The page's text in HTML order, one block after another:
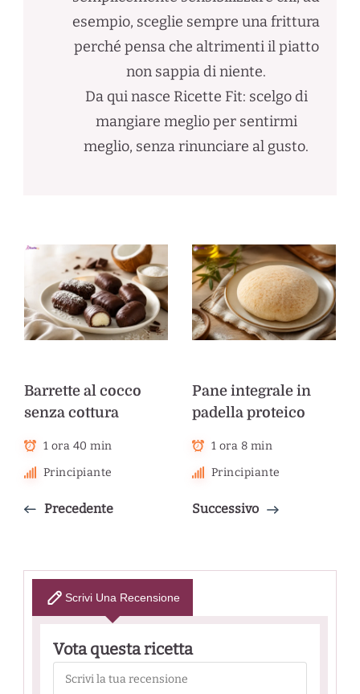
esempio, sceglie sempre una frittura
perché pensa che altrimenti il piatto
non sappia di niente.
Da qui nasce Ricette Fit: scelgo di
mangiare meglio per sentirmi
meglio, senza rinunciare al gusto.
Barrette al cocco
senza cottura
1 ora 40 min
Principiante
Precedente
Pane integrale in
padella proteico
1 ora 8 min
Principiante
Successivo
Scrivi Una Recensione
Vota questa ricetta